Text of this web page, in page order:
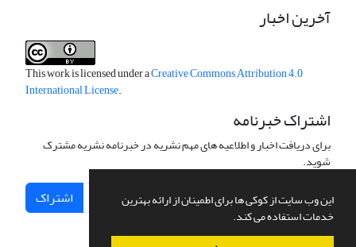
این وب سایت از کوکی ها برای اطمینان از ارائه بهترین
خدمات استفاده می کند.
آخرین اخبار
This work is licensed under aCreative Commons Attribution 4.0
International License.
اشتراک خبرنامه
برای دریافت اخبار و اطلاعیه های مهم نشریه در خبرنامه نشریه مشترک
شوید.
اشتراک